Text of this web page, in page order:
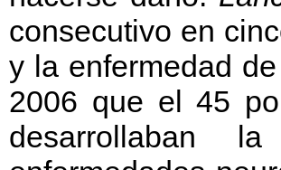
consecutivo en
y la enfermedad
2006 que el 45
desarrollaban